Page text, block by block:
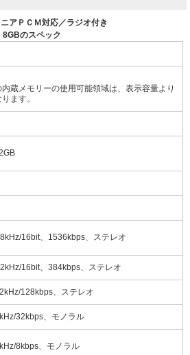
アＰＣＭ対応／ラジオ付き
のスペック
蔵メモリーの使用可能領域は、表示容量より
ます。
16bit、1536kbps、ステレオ
16bit、384kbps、ステレオ
128kbps、ステレオ
32kbps、モノラル
8kbps、モノラル